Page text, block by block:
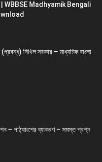
| WBBSE Madhyamik Bengali
(প্রবন্ধ) নিখিল সরকার – মাধ্যমিক বাংলা
– পাঠ্যাংশের ব্যাকরণ – সমস্ত প্রশ্ন